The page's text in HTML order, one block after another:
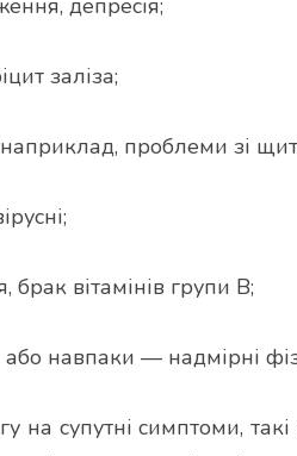
депресія;
заліза;
проблеми зі
вітамінів групи B;
навпаки — надмірні
на супутні симптоми,